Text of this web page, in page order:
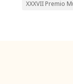
XXXVII Premio